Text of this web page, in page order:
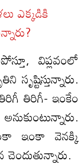
ఎక్కడికి
విప్లవంలో
తిరిగీ- ఇంకేం
ఇంకా వెనక్కి
చెందుతున్నారు.